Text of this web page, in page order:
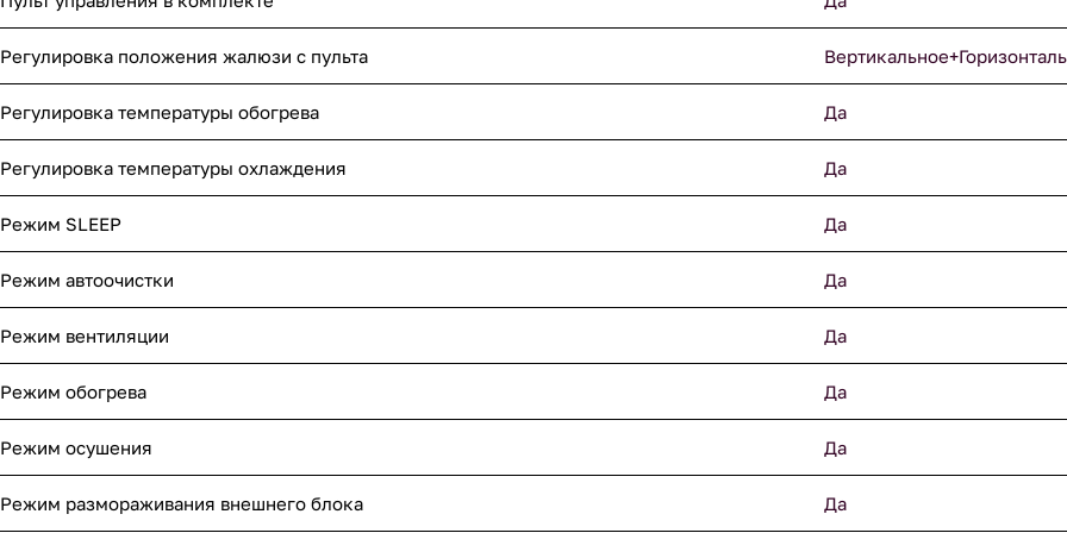
Регулировка положения жалюзи с пульта
Регулировка температуры обогрева Да
Регулировка температуры охлаждения Да
Режим SLEEP Да
Режим автоочистки Да
Режим вентиляции Да
Режим обогрева Да
Режим осушения Да
Режим размораживания внешнего блока Да